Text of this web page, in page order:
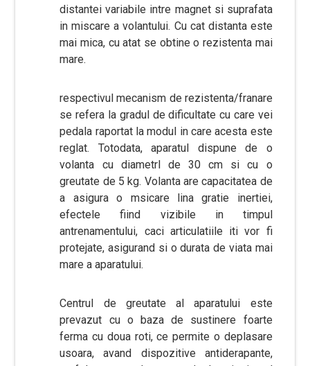
distantei variabile intre magnet si suprafata
in miscare a volantului. Cu cat distanta este
mai mica, cu atat se obtine o rezistenta mai
mare.
respectivul mecanism de rezistenta/franare
se refera la gradul de dificultate cu care vei
pedala raportat la modul in care acesta este
reglat. Totodata, aparatul dispune de o
volanta cu diametrl de 30 cm si cu o
greutate de 5 kg. Volanta are capacitatea de
a asigura o msicare lina gratie inertiei,
efectele fiind vizibile in timpul
antrenamentului, caci articulatiile iti vor fi
protejate, asigurand si o durata de viata mai
mare a aparatului.
Centrul de greutate al aparatului este
prevazut cu o baza de sustinere foarte
ferma cu doua roti, ce permite o deplasare
usoara, avand dispozitive antiderapante,